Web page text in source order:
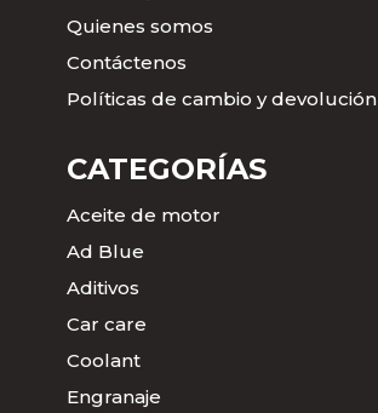
Quienes somos
Contáctenos
Políticas de cambio y devolución
CATEGORÍAS
Aceite de motor
Ad Blue
Aditivos
Car care
Coolant
Engranaje